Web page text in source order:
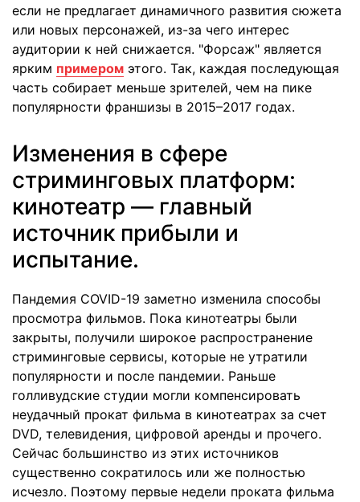
если не предлагает динамичного развития сюжета
или новых персонажей, из-за чего интерес
аудитории к ней снижается. "Форсаж" является
ярким примером этого. Так, каждая последующая
часть собирает меньше зрителей, чем на пике
популярности франшизы в 2015–2017 годах.
Изменения в сфере
стриминговых платформ:
кинотеатр — главный
источник прибыли и
испытание.
Пандемия COVID-19 заметно изменила способы
просмотра фильмов. Пока кинотеатры были
закрыты, получили широкое распространение
стриминговые сервисы, которые не утратили
популярности и после пандемии. Раньше
голливудские студии могли компенсировать
неудачный прокат фильма в кинотеатрах за счет
DVD, телевидения, цифровой аренды и прочего.
Сейчас большинство из этих источников
существенно сократилось или же полностью
исчезло. Поэтому первые недели проката фильма